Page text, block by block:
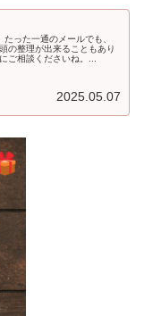
った一通のメールでも、
の整理が出来ることもあり
ご相談くださいね。...
2025.05.07